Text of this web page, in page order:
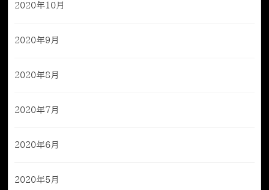
2020年10月
2020年9月
2020年8月
2020年7月
2020年6月
2020年5月